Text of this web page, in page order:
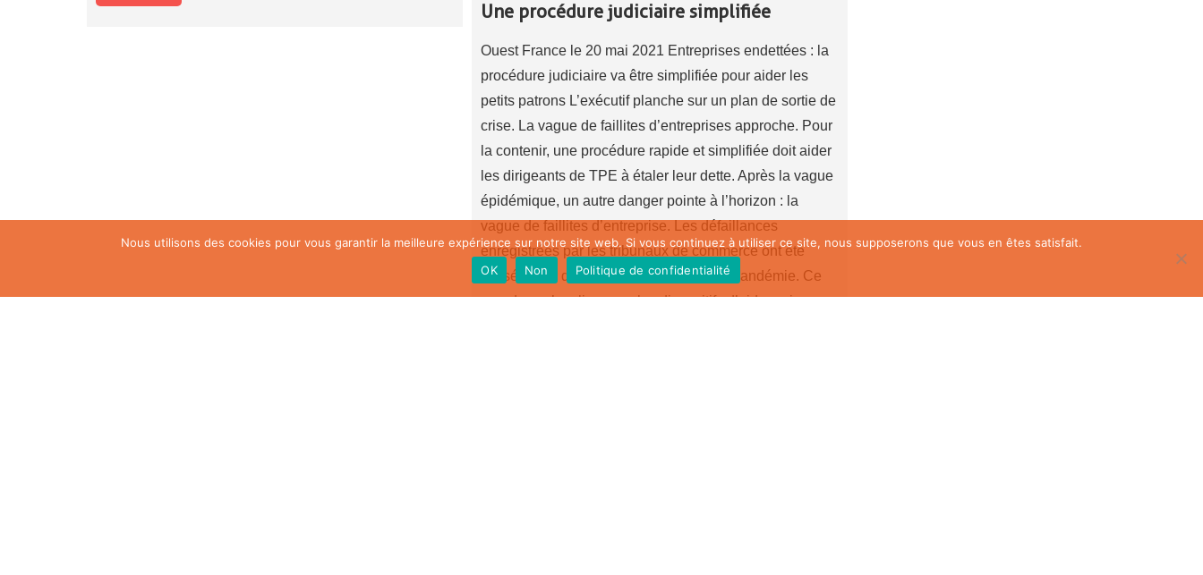
Une procédure judiciaire simplifiée
Ouest France le 20 mai 2021 Entreprises endettées : la
procédure judiciaire va être simplifiée pour aider les
petits patrons L’exécutif planche sur un plan de sortie de
crise. La vague de faillites d’entreprises approche. Pour
la contenir, une procédure rapide et simplifiée doit aider
les dirigeants de TPE à étaler leur dette. Après la vague
épidémique, un autre danger pointe à l’horizon : la
vague de faillites d’entreprise. Les défaillances
enregistrées par les tribunaux de commerce ont été
divisées par deux depuis le début de la pandémie. Ce
paradoxe s’explique par les dispositifs d’aide, qui
Nous utilisons des cookies pour vous garantir la meilleure expérience sur notre site web. Si vous continuez à utiliser ce site, nous supposerons que vous en êtes satisfait.
OK
Non Politique de confidentialité